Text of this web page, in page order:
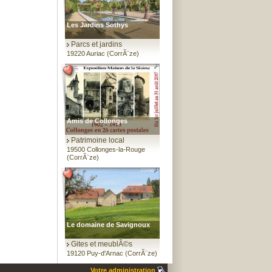
Les Jardins Sothys
Parcs et jardins
19220 Auriac (CorrÃ¨ze)
Amis de Collonges
Patrimoine local
19500 Collonges-la-Rouge
(CorrÃ¨ze)
Le domaine de Savignoux
Gites et meublÃ©s
19120 Puy-d'Arnac (CorrÃ¨ze)
Votre administration